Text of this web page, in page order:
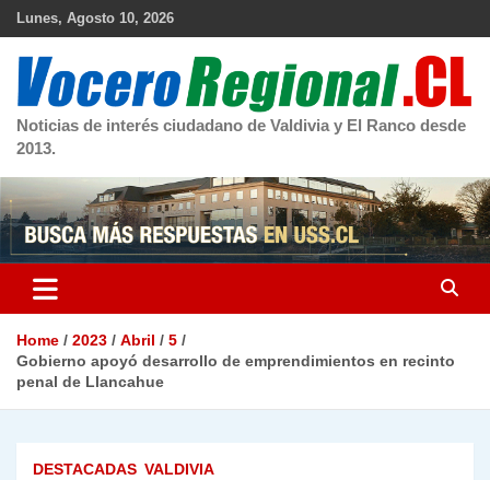
Skip
Lunes, Agosto 10, 2026
Noticias de interés ciudadano de Valdivia y El Ranco desde
2013.
Home 2023 Abril
5
Gobierno apoyó desarrollo de emprendimientos en recinto
penal de Llancahue
DESTACADAS VALDIVIA